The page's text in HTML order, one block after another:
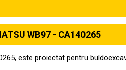
WB97 - CA140265
este proiectat pentru